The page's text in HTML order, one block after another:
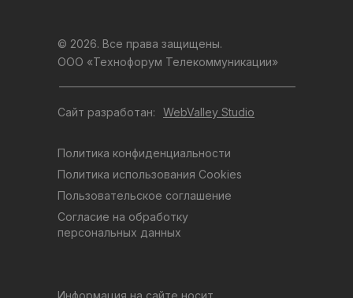
Информация на сайте носит
Политика использования Cookies
Согласие на обработку
персональных данных
Пользовательское соглашение
Политика конфиденциальности
© 2026. Все права защищены.
ООО «Технофорум Телекоммуникации»
Сайт разработан: WebValley Studio